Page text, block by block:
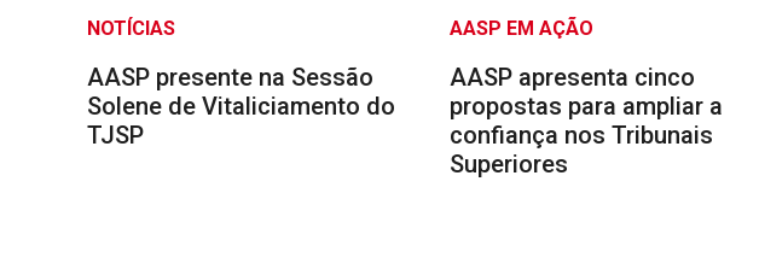
NOTÍCIAS
AASP presente na Sessão
Solene de Vitaliciamento do
TJSP
AASP EM AÇÃO
AASP apresenta cinco
propostas para ampliar a
confiança nos Tribunais
Superiores